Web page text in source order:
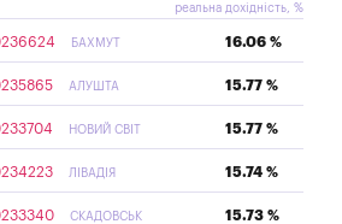
реальна дохідність, %
БАХМУТ 16.06 %
АЛУШТА 15.77 %
НОВИЙ СВІТ 15.77 %
ЛІВАДІЯ 15.74 %
СКАДОВСЬК 15.73 %